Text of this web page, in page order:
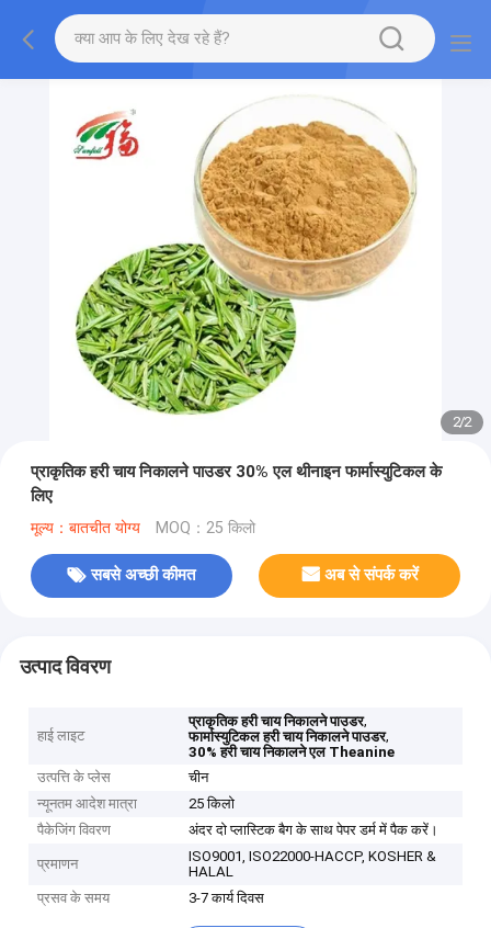
2/2
प्राकृतिक हरी चाय निकालने पाउडर 30% एल थीनाइन फार्मास्युटिकल के
लिए
मूल्य：बातचीत योग्य MOQ：25 किलो
सबसे अच्छी कीमत अब से संपर्क करें
उत्पाद विवरण
हाई लाइट
प्राकृतिक हरी चाय निकालने पाउडर,
फार्मास्युटिकल हरी चाय निकालने पाउडर,
30% हरी चाय निकालने एल Theanine
उत्पत्ति के प्लेस
चीन
न्यूनतम आदेश मात्रा
25 किलो
पैकेजिंग विवरण
अंदर दो प्लास्टिक बैग के साथ पेपर डर्म में पैक करें।
प्रमाणन
ISO9001, ISO22000-HACCP, KOSHER &
HALAL
प्रसव के समय
3-7 कार्य दिवस